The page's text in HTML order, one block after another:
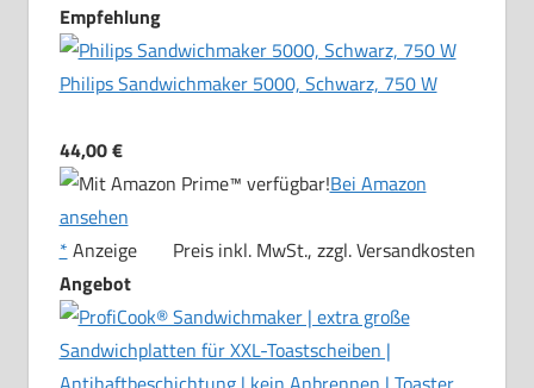
Empfehlung
Philips Sandwichmaker 5000, Schwarz, 750 W
44,00 €
Bei Amazon
ansehen
* Anzeige
Preis inkl. MwSt., zzgl. Versandkosten
Angebot